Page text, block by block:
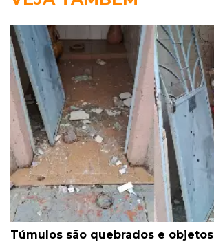
Túmulos são quebrados e objetos